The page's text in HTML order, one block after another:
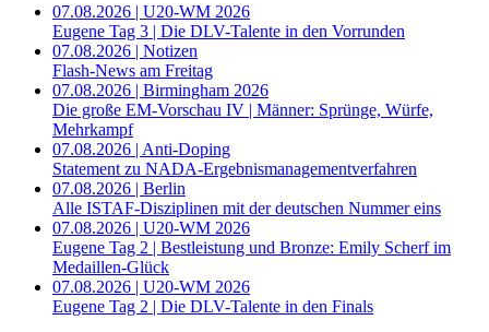
07.08.2026 | U20-WM 2026
Eugene Tag 3 | Die DLV-Talente in den Vorrunden
07.08.2026 | Notizen
Flash-News am Freitag
07.08.2026 | Birmingham 2026
Die große EM-Vorschau IV | Männer: Sprünge, Würfe,
Mehrkampf
07.08.2026 | Anti-Doping
Statement zu NADA-Ergebnismanagementverfahren
07.08.2026 | Berlin
Alle ISTAF-Disziplinen mit der deutschen Nummer eins
07.08.2026 | U20-WM 2026
Eugene Tag 2 | Bestleistung und Bronze: Emily Scherf im
Medaillen-Glück
07.08.2026 | U20-WM 2026
Eugene Tag 2 | Die DLV-Talente in den Finals